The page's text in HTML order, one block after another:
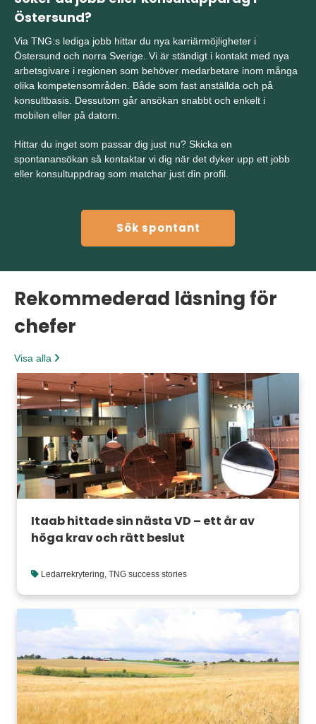
Östersund?
Via TNG:s lediga jobb hittar du nya karriärmöjligheter i
Östersund och norra Sverige. Vi är ständigt i kontakt med nya
arbetsgivare i regionen som behöver medarbetare inom många
olika kompetensområden. Både som fast anställda och på
konsultbasis. Dessutom går ansökan snabbt och enkelt i
mobilen eller på datorn.
Hittar du inget som passar dig just nu? Skicka en
spontanansökan så kontaktar vi dig när det dyker upp ett jobb
eller konsultuppdrag som matchar just din profil.
Sök spontant
Rekommederad läsning för
chefer
Visa alla
Itaab hittade sin nästa VD – ett år av
höga krav och rätt beslut
Ledarrekrytering, TNG success stories